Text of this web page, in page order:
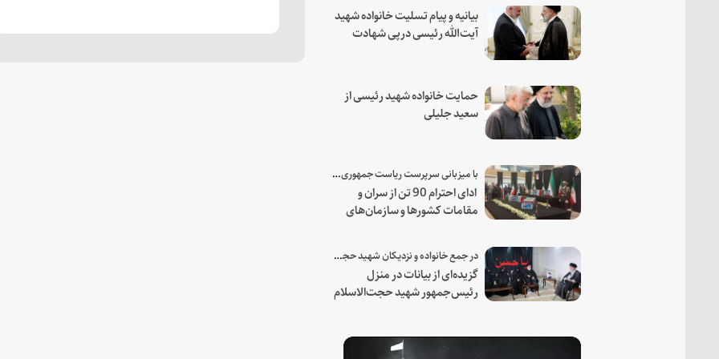
بیانیه و پیام تسلیت خانواده شهید
آیت‌الله رئیسی درپی شهادت
حمایت خانواده شهید رئیسی از
سعید جلیلی
با میزبانی سرپرست ریاست جمهوری صورت گرفت؛
ادای احترام 90 تن از سران و
مقامات کشورها و سازمان‌های
در جمع خانواده و نزدیکان شهید حجت‌الاسلام‌والمسلمین رئیسی:
گزیده‌ای از بیانات در منزل
رئیس‌جمهور شهید حجت‌الاسلام